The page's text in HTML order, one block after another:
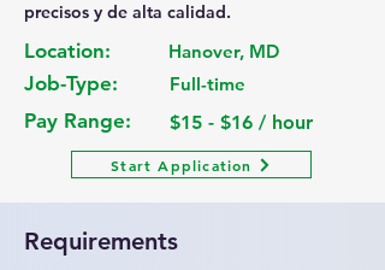
precisos y de alta calidad.
Location:
Job-Type:
Hanover, MD
Full-time
Pay Range: $15 - $16 / hour
Start Application
Requirements